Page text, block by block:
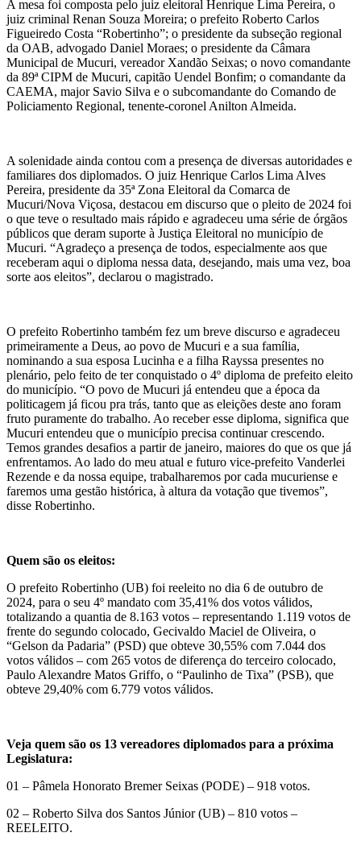
A mesa foi composta pelo juiz eleitoral Henrique Lima Pereira, o
juiz criminal Renan Souza Moreira; o prefeito Roberto Carlos
Figueiredo Costa “Robertinho”; o presidente da subseção regional
da OAB, advogado Daniel Moraes; o presidente da Câmara
Municipal de Mucuri, vereador Xandão Seixas; o novo comandante
da 89ª CIPM de Mucuri, capitão Uendel Bonfim; o comandante da
CAEMA, major Savio Silva e o subcomandante do Comando de
Policiamento Regional, tenente-coronel Anilton Almeida.
A solenidade ainda contou com a presença de diversas autoridades e
familiares dos diplomados. O juiz Henrique Carlos Lima Alves
Pereira, presidente da 35ª Zona Eleitoral da Comarca de
Mucuri/Nova Viçosa, destacou em discurso que o pleito de 2024 foi
o que teve o resultado mais rápido e agradeceu uma série de órgãos
públicos que deram suporte à Justiça Eleitoral no município de
Mucuri. “Agradeço a presença de todos, especialmente aos que
receberam aqui o diploma nessa data, desejando, mais uma vez, boa
sorte aos eleitos”, declarou o magistrado.
O prefeito Robertinho também fez um breve discurso e agradeceu
primeiramente a Deus, ao povo de Mucuri e a sua família,
nominando a sua esposa Lucinha e a filha Rayssa presentes no
plenário, pelo feito de ter conquistado o 4º diploma de prefeito eleito
do município. “O povo de Mucuri já entendeu que a época da
politicagem já ficou pra trás, tanto que as eleições deste ano foram
fruto puramente do trabalho. Ao receber esse diploma, significa que
Mucuri entendeu que o município precisa continuar crescendo.
Temos grandes desafios a partir de janeiro, maiores do que os que já
enfrentamos. Ao lado do meu atual e futuro vice-prefeito Vanderlei
Rezende e da nossa equipe, trabalharemos por cada mucuriense e
faremos uma gestão histórica, à altura da votação que tivemos”,
disse Robertinho.
Quem são os eleitos:
O prefeito Robertinho (UB) foi reeleito no dia 6 de outubro de
2024, para o seu 4º mandato com 35,41% dos votos válidos,
totalizando a quantia de 8.163 votos – representando 1.119 votos de
frente do segundo colocado, Gecivaldo Maciel de Oliveira, o
“Gelson da Padaria” (PSD) que obteve 30,55% com 7.044 dos
votos válidos – com 265 votos de diferença do terceiro colocado,
Paulo Alexandre Matos Griffo, o “Paulinho de Tixa” (PSB), que
obteve 29,40% com 6.779 votos válidos.
Veja quem são os 13 vereadores diplomados para a próxima
Legislatura:
01 – Pâmela Honorato Bremer Seixas (PODE) – 918 votos.
02 – Roberto Silva dos Santos Júnior (UB) – 810 votos –
REELEITO.